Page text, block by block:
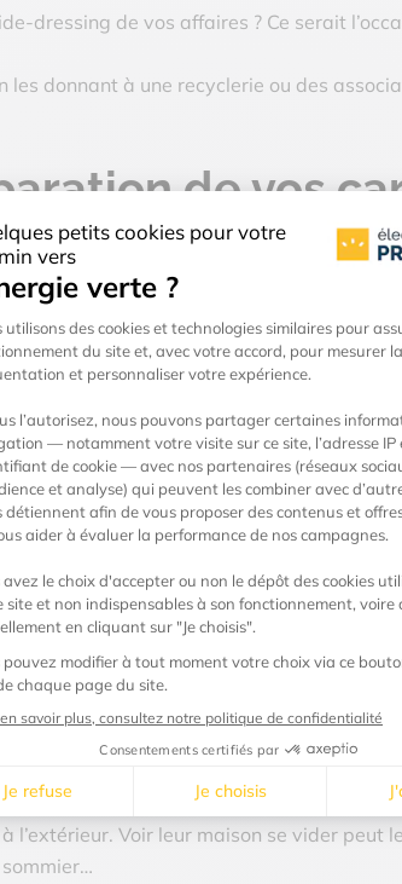
dressing de vos affaires ? Ce serait
les donnant à une recyclerie ou des
de vos
beaucoup trop lourds à porter. Nous
les gros pour des affaires légères,
seulement la pièce où vous le
côté du numéro correspondant. Ainsi,
vaut éviter d’exposer un carton
les en photos. Transportez avec
pour
vérifiez auprès de votre
pour le jour du déménagement.
vous la vie
Voir leur maison se vider peut